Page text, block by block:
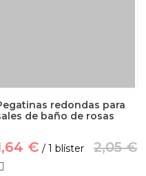
redondas para
de baño de rosas
€ / 1 blíster 2,05 €